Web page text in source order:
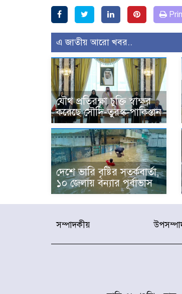
এ জাতীয় আরো খবর..
যৌথ প্রতিরক্ষা চুক্তি স্বাক্ষর
করেছে সৌদি-তুরস্ক-পাকিস্তান
দেশে ভারি বৃষ্টির সতর্কবার্তা,
১০ জেলায় বন্যার পূর্বাভাস
সম্পাদকীয়